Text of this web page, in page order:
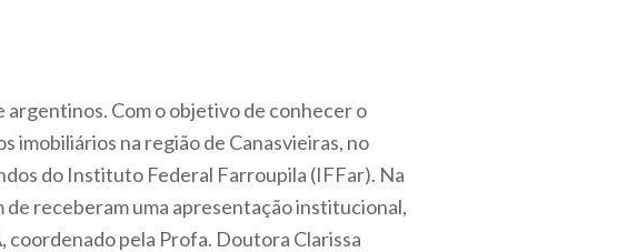
Com o objetivo de conhecer o
imobiliários na região de Canasvieiras, no
do Instituto Federal Farroupila (IFFar). Na
receberam uma apresentação institucional,
coordenado pela Profa. Doutora Clarissa